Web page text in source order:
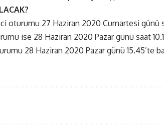
oturumu 27 Haziran 2020 Cumartesi günü
ise 28 Haziran 2020 Pazar günü saat
28 Haziran 2020 Pazar günü 15.45’te